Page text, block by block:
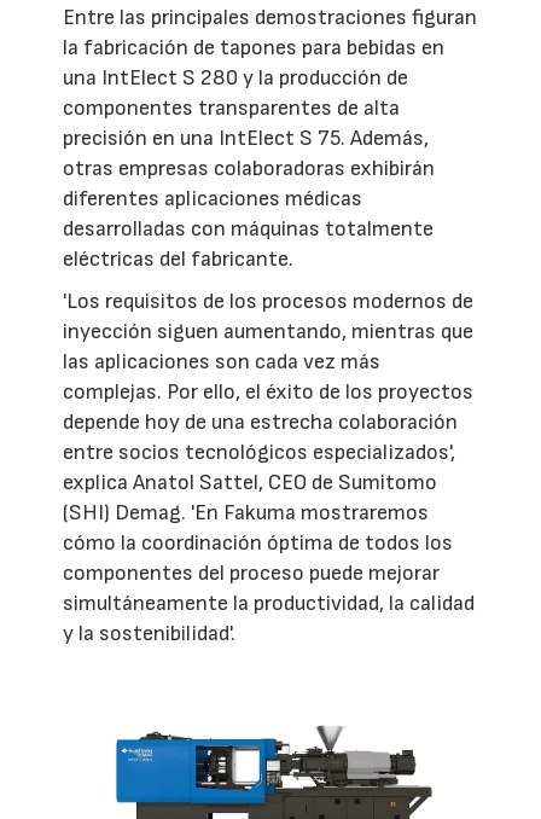
Entre las principales demostraciones figuran
la fabricación de tapones para bebidas en
una IntElect S 280 y la producción de
componentes transparentes de alta
precisión en una IntElect S 75. Además,
otras empresas colaboradoras exhibirán
diferentes aplicaciones médicas
desarrolladas con máquinas totalmente
eléctricas del fabricante.
'Los requisitos de los procesos modernos de
inyección siguen aumentando, mientras que
las aplicaciones son cada vez más
complejas. Por ello, el éxito de los proyectos
depende hoy de una estrecha colaboración
entre socios tecnológicos especializados',
explica Anatol Sattel, CEO de Sumitomo
(SHI) Demag. 'En Fakuma mostraremos
cómo la coordinación óptima de todos los
componentes del proceso puede mejorar
simultáneamente la productividad, la calidad
y la sostenibilidad'.